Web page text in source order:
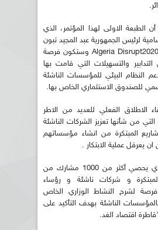
أن الطبعة الاولى لهذا المؤتمر، الذي
لرئيس الجمهورية عبد المجيد تبون
ستكون تحت عنوانَ Algeria Disrupt2020 وستكون فرصة
والتسهيلات التي قامت بها
النظام البيئي للمؤسسات الناشئة
للصندوق الاستثماري الخاص بها.
الاطلاق الفعلي للعديد من الاطر
التي من شأنها تعزيز الشركات الناشئة
المبتكرة من انشاء مؤسساتهم
يعرقل عملية الابتكار .
وسيكون المؤتمر الذي يحصي أكثر من 1000 مشارك من
و شركات ناشئة و رؤساء
لشرح النشاط الوزاري الخاص
الناشئة بهدف التأكيد على
اقتصاد الغد.